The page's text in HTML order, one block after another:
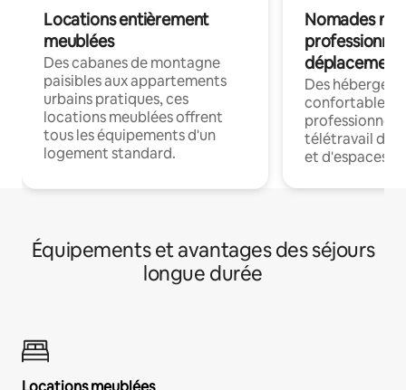
Locations entièrement
meublées
Des cabanes de montagne
paisibles aux appartements
urbains pratiques, ces
locations meublées offrent
tous les équipements d'un
logement standard.
Nomades
déplacement
Des
confortables
professionnels
télétravail
et d'espaces
Équipements et avantages des séjours
longue durée